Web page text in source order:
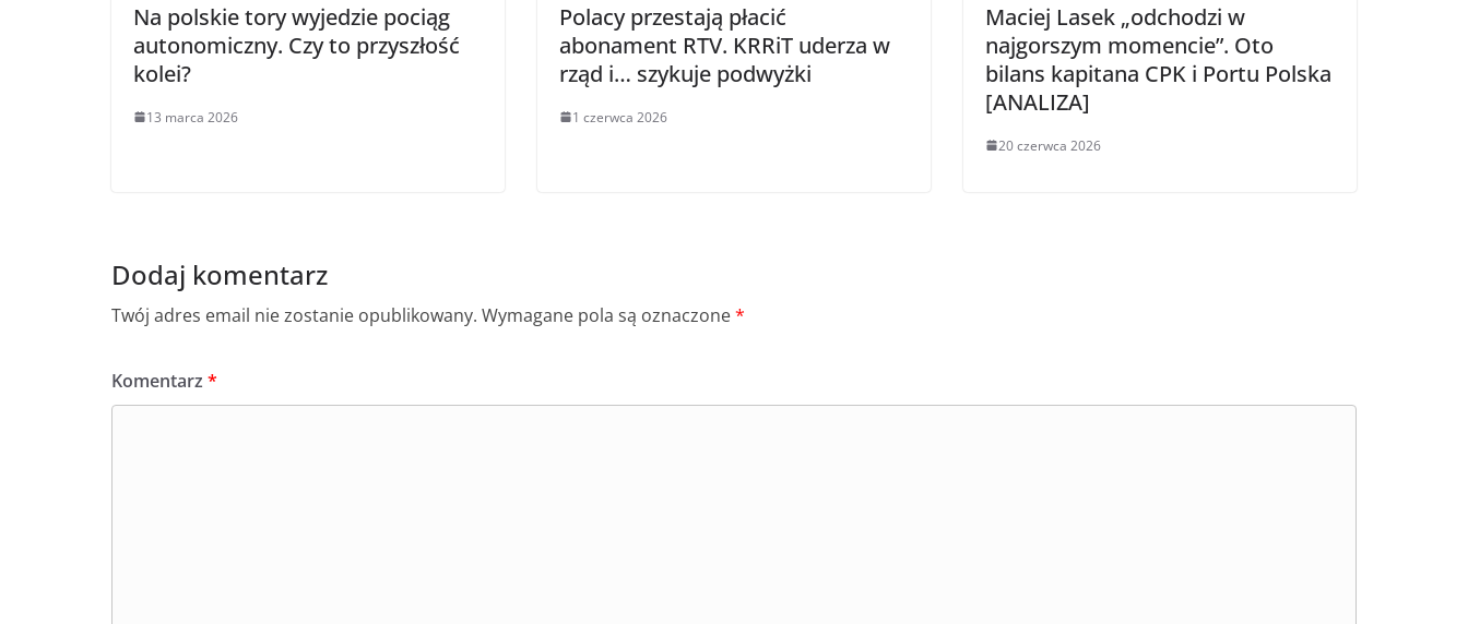
Na polskie tory wyjedzie pociąg
autonomiczny. Czy to przyszłość
kolei?
13 marca 2026
Polacy przestają płacić
abonament RTV. KRRiT uderza w
rząd i… szykuje podwyżki
1 czerwca 2026
Maciej Lasek „odchodzi w
najgorszym momencie”. Oto
bilans kapitana CPK i Portu Polska
[ANALIZA]
20 czerwca 2026
Dodaj komentarz
Twój adres email nie zostanie opublikowany. Wymagane pola są oznaczone*
Komentarz *